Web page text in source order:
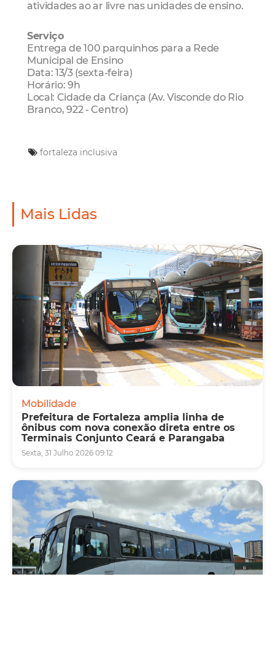
atividades ao ar livre nas unidades de ensino.
Serviço
Entrega de 100 parquinhos para a Rede
Municipal de Ensino
Data: 13/3 (sexta-feira)
Horário: 9h
Local: Cidade da Criança (Av. Visconde do Rio
Branco, 922 - Centro)
fortaleza inclusiva
Mais Lidas
Mobilidade
Prefeitura de Fortaleza amplia linha de
ônibus com nova conexão direta entre os
Terminais Conjunto Ceará e Parangaba
Sexta, 31 Julho 2026 09:12